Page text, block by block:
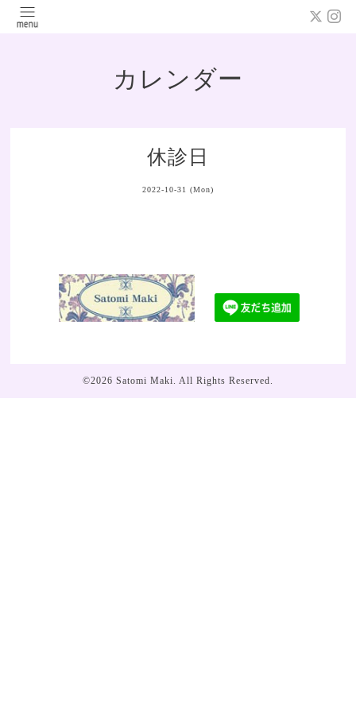
カレンダー
休診日
2022-10-31 (Mon)
©2026 Satomi Maki. All Rights Reserved.